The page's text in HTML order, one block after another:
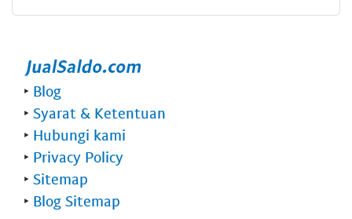
‣ Blog
‣ Syarat & Ketentuan
‣ Hubungi kami
‣ Privacy Policy
‣ Sitemap
‣ Blog Sitemap